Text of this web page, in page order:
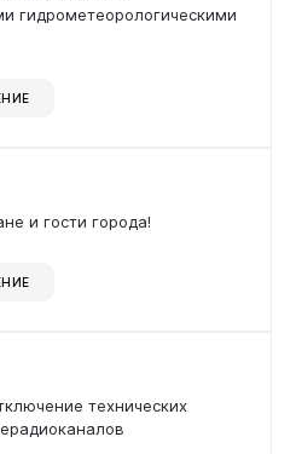
гидрометеорологическими
и гости города!
технических